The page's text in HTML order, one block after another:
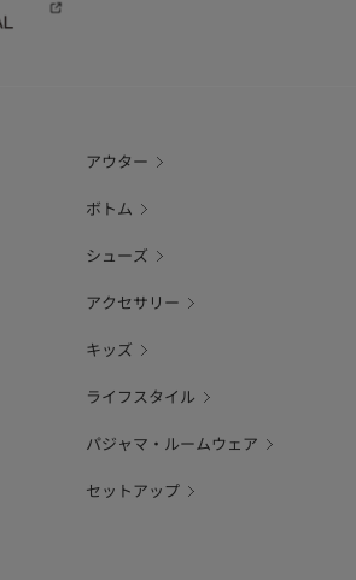
アウター
ボトム
シューズ
アクセサリー
キッズ
ライフスタイル
パジャマ・ルームウェア
セットアップ